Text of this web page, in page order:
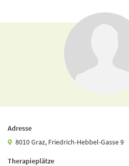
Adresse
8010 Graz, Friedrich-Hebbel-Gasse 9
Therapieplätze